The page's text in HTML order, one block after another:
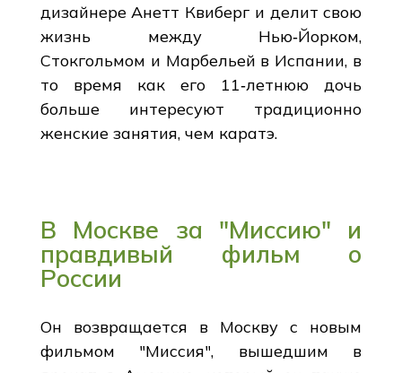
дизайнере Анетт Квиберг и делит свою
жизнь между Нью‑Йорком,
Стокгольмом и Марбельей в Испании, в
то время как его 11‑летнюю дочь
больше интересуют традиционно
женские занятия, чем каратэ.
В Москве за "Миссию" и
правдивый фильм о
России
Он возвращается в Москву с новым
фильмом "Миссия", вышедшим в